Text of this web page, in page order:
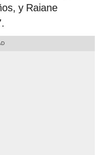
y Raiane